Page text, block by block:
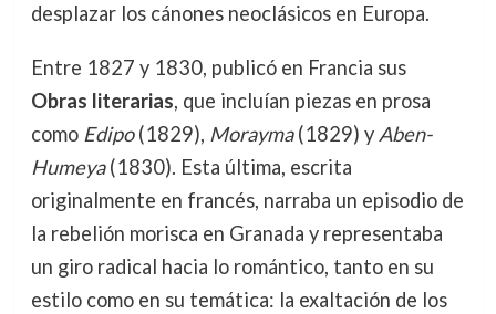
desplazar los cánones neoclásicos en Europa.
Entre 1827 y 1830, publicó en Francia sus
Obras literarias, que incluían piezas en prosa
como Edipo(1829), Morayma(1829) y Aben-
Humeya(1830). Esta última, escrita
originalmente en francés, narraba un episodio de
la rebelión morisca en Granada y representaba
un giro radical hacia lo romántico, tanto en su
estilo como en su temática: la exaltación de los